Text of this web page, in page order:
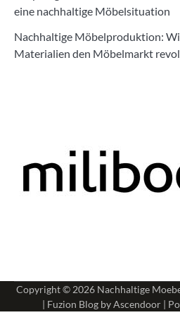
eine nachhaltige Möbelsituation
Nachhaltige Möbelproduktion:
Materialien den Möbelmarkt
Copyright © 2026 Nachhaltige
| Fuzion Blog byAscendoor|